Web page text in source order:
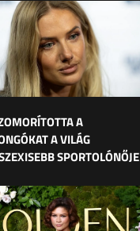
A
A VILÁG
SPORTOLÓNŐJE